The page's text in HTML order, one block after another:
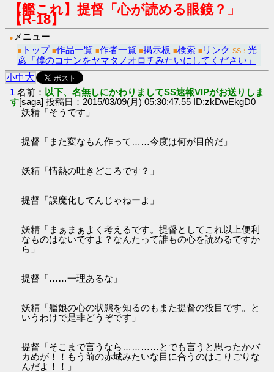
【艦これ】提督「心が読める眼鏡？」
【R-18】
● メニュー
■ トップ ■作品一覧 ■作者一覧 ■掲示板 ■検索 ■ リンク SS： 光
彦「僕のコナンをヤマタノオロチみたいにしてください」
小中大
1 名前： 以下、名無しにかわりましてSS速報VIPがお送りしま
す[saga] 投稿日：2015/03/09(月) 05:30:47.55 ID:zkDwEkgD0
妖精「そうです」
提督「また変なもん作って……今度は何が目的だ」
妖精「情熱の吐きどころです？」
提督「誤魔化してんじゃねーよ」
妖精「まぁまぁよく考えるです。提督としてこれ以上便利
なものはないですよ？なんたって誰もの心を読めるですか
ら」
提督「……一理あるな」
妖精「艦娘の心の状態を知るのもまた提督の役目です。と
いうわけで是非どうぞです」
提督「そこまで言うなら…………とでも言うと思ったかバ
カめが！！もう前の赤城みたいな目に合うのはこりごりな
んだよ！！」